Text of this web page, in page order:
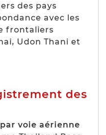
des pays
avec les
frontaliers
Udon Thani et
des
voie aérienne